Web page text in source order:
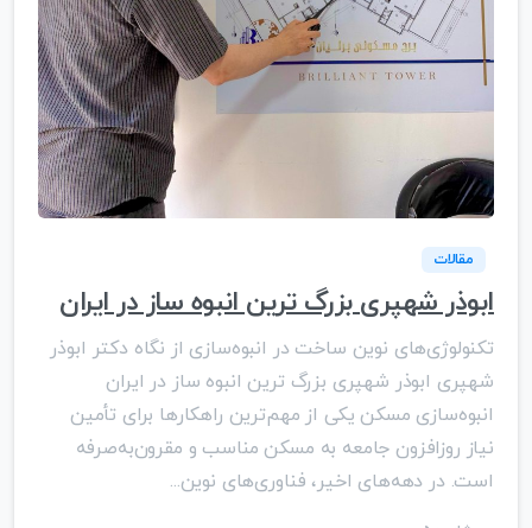
مقالات
ابوذر شهپری بزرگ ترین انبوه ساز در ایران
تکنولوژی‌های نوین ساخت در انبوه‌سازی از نگاه دکتر ابوذر
شهپری ابوذر شهپری بزرگ ترین انبوه ساز در ایران
انبوه‌سازی مسکن یکی از مهم‌ترین راهکارها برای تأمین
نیاز روزافزون جامعه به مسکن مناسب و مقرون‌به‌صرفه
است. در دهه‌های اخیر، فناوری‌های نوین...